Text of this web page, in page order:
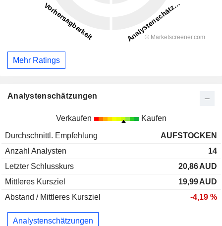
Mehr Ratings
Analystenschätzungen
Verkaufen Kaufen
Durchschnittl. Empfehlung
AUFSTOCKEN
Anzahl Analysten
14
Letzter Schlusskurs
20,86AUD
Mittleres Kursziel
19,99AUD
Abstand / Mittleres Kursziel
-4,19 %
Analystenschätzungen